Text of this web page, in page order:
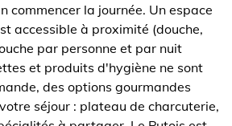
commencer la journée. Un espace
accessible à proximité (douche,
par personne et par nuit
et produits d'hygiène ne sont
des options gourmandes
séjour : plateau de charcuterie,